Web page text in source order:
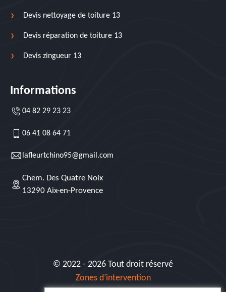
Devis nettoyage de toiture 13
Devis réparation de toiture 13
Devis zingueur 13
Informations
04 82 29 23 23
06 41 08 64 71
lafleurtchino95@gmail.com
Chem. Des Quatre Noix
13290 Aix-en-Provence
© 2022 - 2026 Tout droit réservé
Zones d’intervention